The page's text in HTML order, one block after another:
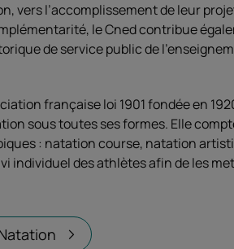
vers l’accomplissement de leur
le Cned contribue
de service public de
française loi 1901 fondée en
sous toutes ses formes. Elle
: natation course, natation
individuel des athlètes afin de les